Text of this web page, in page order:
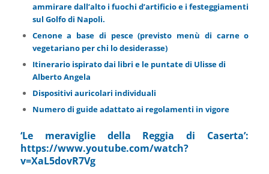
ammirare dall’alto i fuochi d’artificio e i festeggiamenti
sul Golfo di Napoli.
Cenone a base di pesce (previsto menù di carne o
vegetariano per chi lo desiderasse)
Itinerario ispirato dai libri e le puntate di Ulisse di
Alberto Angela
Dispositivi auricolari individuali
Numero di guide adattato ai regolamenti in vigore
‘Le meraviglie della Reggia di Caserta’:
https://www.youtube.com/watch?
v=XaL5dovR7Vg